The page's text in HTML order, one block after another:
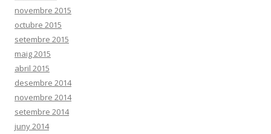
novembre 2015
octubre 2015
setembre 2015
maig 2015
abril 2015
desembre 2014
novembre 2014
setembre 2014
juny 2014